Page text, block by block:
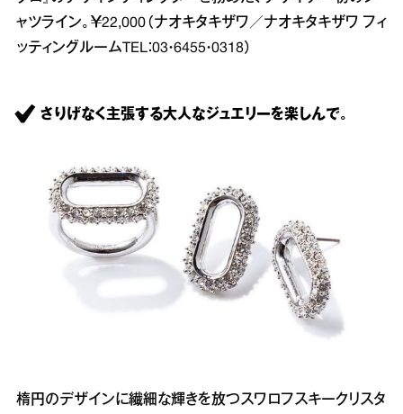
ャツライン。￥22,000（ナオキタキザワ／ナオキタキザワ フィ
ッティングルームTEL：03・6455・0318）
さりげなく主張する大人なジュエリーを楽しんで。
楕円のデザインに繊細な輝きを放つスワロフスキークリスタ